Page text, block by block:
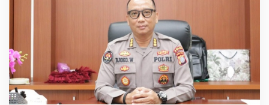
R
o
t
a
s
i
B
e
s